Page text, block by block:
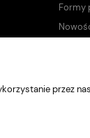
Formy
przez